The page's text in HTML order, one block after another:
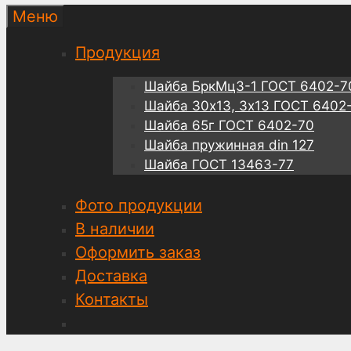
Меню
Продукция
Шайба БркМц3-1 ГОСТ 6402-
Шайба 30х13, 3х13 ГОСТ
Шайба 65г ГОСТ 6402-70
Шайба пружинная din 127
Шайба ГОСТ 13463-77
Фото продукции
В наличии
Оформить заказ
Доставка
Контакты